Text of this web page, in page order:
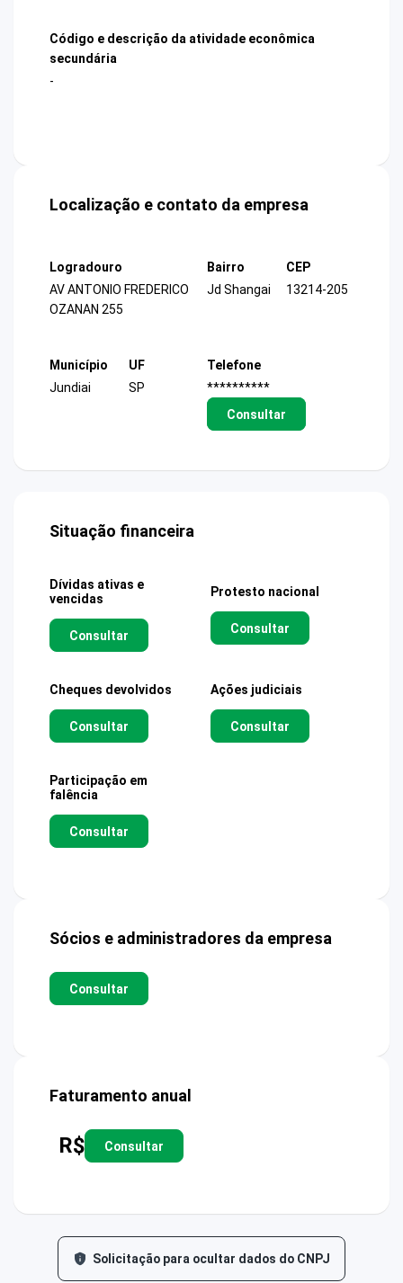
Código e descrição da atividade econômica
secundária
-
Localização e contato da empresa
Logradouro
AV ANTONIO FREDERICO
OZANAN 255
Bairro
Jd Shangai
CEP
13214-205
Município
Jundiai
UF
SP
Telefone
**********
Consultar
Situação financeira
Dívidas ativas e
vencidas
Consultar
Protesto nacional
Consultar
Cheques devolvidos
Consultar
Ações judiciais
Consultar
Participação em
falência
Consultar
Sócios e administradores da empresa
Consultar
Faturamento anual
R$ Consultar
Solicitação para ocultar dados do CNPJ